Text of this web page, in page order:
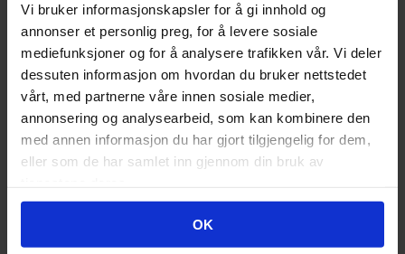
Vi bruker informasjonskapsler for å gi innhold og
annonser et personlig preg, for å levere sosiale
mediefunksjoner og for å analysere trafikken vår. Vi deler
dessuten informasjon om hvordan du bruker nettstedet
vårt, med partnerne våre innen sosiale medier,
annonsering og analysearbeid, som kan kombinere den
med annen informasjon du har gjort tilgjengelig for dem,
eller som de har samlet inn gjennom din bruk av
OK
2018 (91)
2017(141)
2016(185)
(35)
2014(3)
2013(1)
2012(1)
OMT BBL
Ofoten Midt-Troms Boligbyggelag ble stiftet under navnet Narvik
Boligbyggelag så tidlig som i 1946.
Vi tilbyr et bredt spekter av tjenester tilpasset det moderne